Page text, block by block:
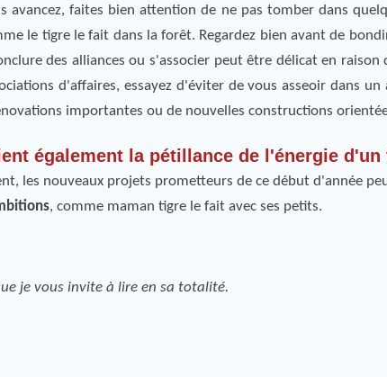
avancez, faites bien attention de ne pas tomber dans
le tigre le fait dans la forêt. Regardez bien avant de
des alliances ou s'associer peut être délicat en
d'affaires, essayez d'éviter de vous asseoir dans un
importantes ou de nouvelles constructions
également la pétillance de l'énergie d'un
les nouveaux projets prometteurs de ce début d'année
, comme maman tigre le fait avec ses petits.
je vous invite à lire en sa totalité.